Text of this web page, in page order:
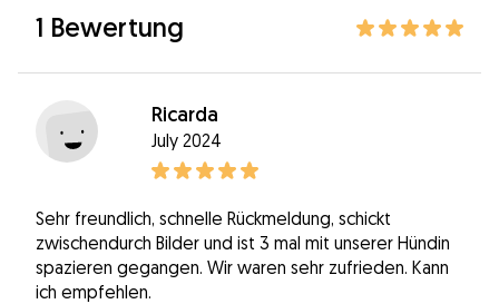
1 Bewertung
Ricarda
July 2024
Sehr freundlich, schnelle Rückmeldung, schickt
zwischendurch Bilder und ist 3 mal mit unserer Hündin
spazieren gegangen. Wir waren sehr zufrieden. Kann
ich empfehlen.